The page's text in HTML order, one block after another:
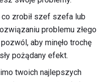
zrobił szef szefa lub
problemu złego
aby minęło trochę
pożądany efekt.
twoich najlepszych